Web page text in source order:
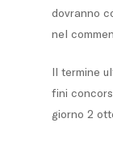
dovranno
nel
Il termine
fini
giorno 2